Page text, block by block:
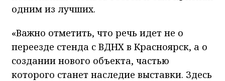
одним из лучших.
«Важно отметить, что речь идет не о
переезде стенда с ВДНХ в Красноярск, а о
создании нового объекта, частью
которого станет наследие выставки. Здесь